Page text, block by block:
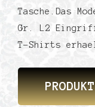
Tasche.Das
Gr. L2
T-Shirts